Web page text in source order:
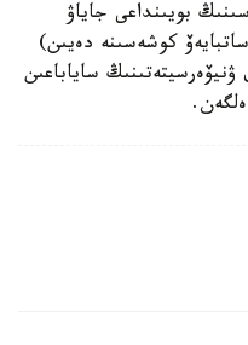
بويىنداعى جاياۋ
كوشەسىنە دەيىن)
ساياباعىن